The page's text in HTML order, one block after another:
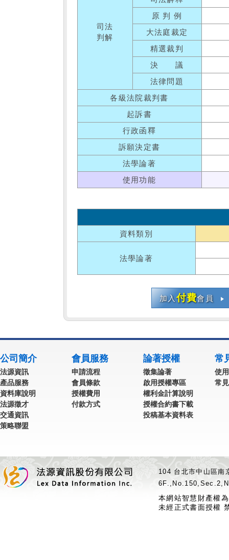
司法
判解
原 判 例
大法庭裁定
精選裁判
決 議
法律問題
各級法院裁判書
起訴書
行政函釋
訴願決定書
法學論著
使用功能
資料類別
法學論著
加入付費會員
公司簡介
法源資訊
產品服務
資料庫說明
法源徵才
交通資訊
策略聯盟
會員服務
申請流程
會員條款
授權費用
付款方式
論著授權
徵集論著
啟用授權專區
權利金計算說明
授權合約書下載
投稿基本資料表
常
使
常
104 台北市中山區
本網站智慧財產權
未經正式書面授權